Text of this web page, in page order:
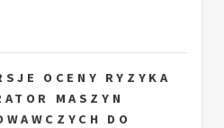
OCENY RYZYKA
MASZYN
DO